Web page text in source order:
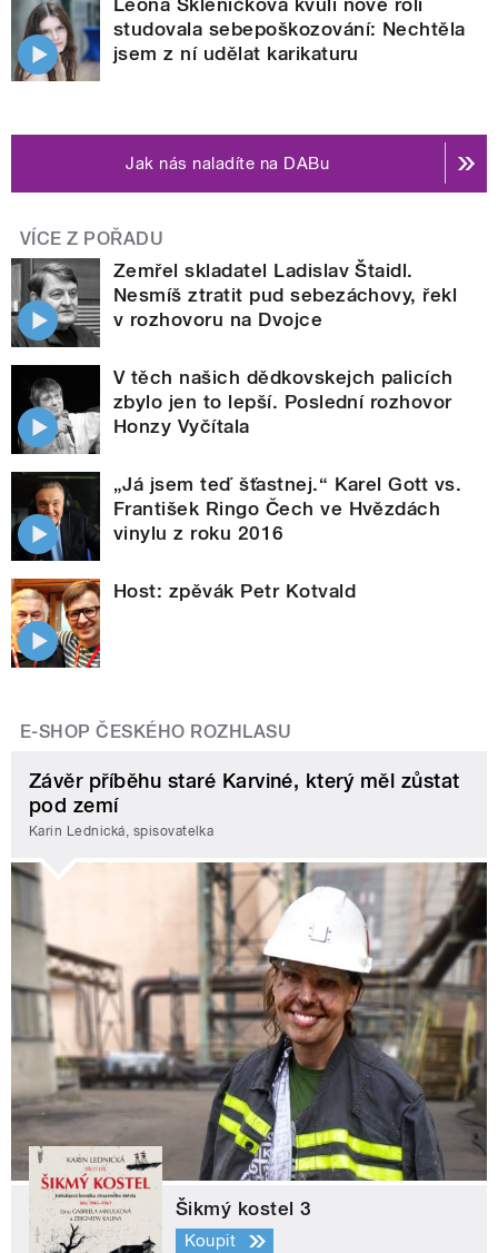
studovala sebepoškozování: Nechtěla
jsem z ní udělat karikaturu
Jak nás naladíte na DABu
VÍCE Z POŘADU
Zemřel skladatel Ladislav Štaidl.
Nesmíš ztratit pud sebezáchovy, řekl
v rozhovoru na Dvojce
V těch našich dědkovskejch palicích
zbylo jen to lepší. Poslední rozhovor
Honzy Vyčítala
„Já jsem teď šťastnej.“ Karel Gott vs.
František Ringo Čech ve Hvězdách
vinylu z roku 2016
Host: zpěvák Petr Kotvald
E-SHOP ČESKÉHO ROZHLASU
Závěr příběhu staré Karviné, který měl zůstat
pod zemí
Karin Lednická, spisovatelka
Šikmý kostel 3
Koupit